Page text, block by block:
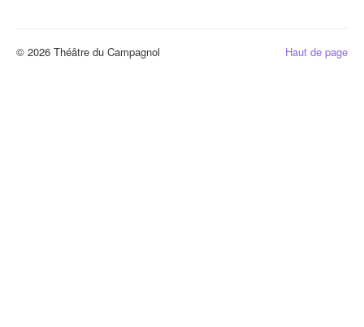
Haut de page
© 2026 Théâtre du Campagnol